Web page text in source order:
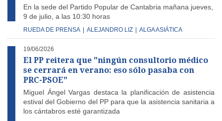
En la sede del Partido Popular de Cantabria mañana jueves,
9 de julio, a las 10:30 horas
RUEDA DE PRENSA ALEJANDRO LIZ ALGA ASIÁTICA
19/06/2026
El PP reitera que "ningún consultorio médico
se cerrará en verano: eso sólo pasaba con
PRC-PSOE"
Miguel Ángel Vargas destaca la planificación de asistencia
estival del Gobierno del PP para que la asistencia sanitaria a
los cántabros esté garantizada